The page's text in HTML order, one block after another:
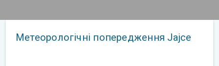
Метеорологічні попередження Jajce